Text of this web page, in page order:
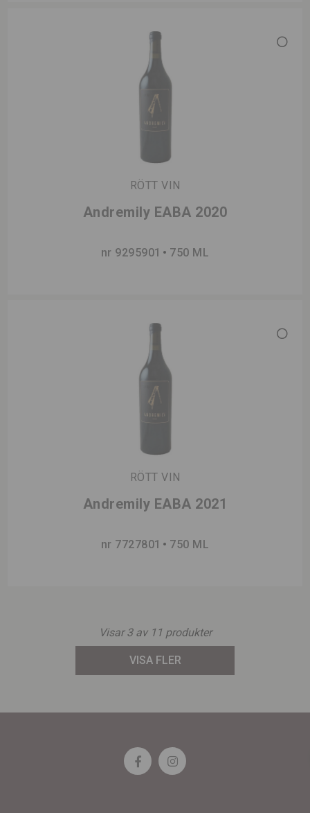
RÖTT VIN
Andremily EABA 2020
nr 9295901 750 ML
RÖTT VIN
Andremily EABA 2021
nr 7727801 750 ML
Visar3av 11 produkter
VISA FLER